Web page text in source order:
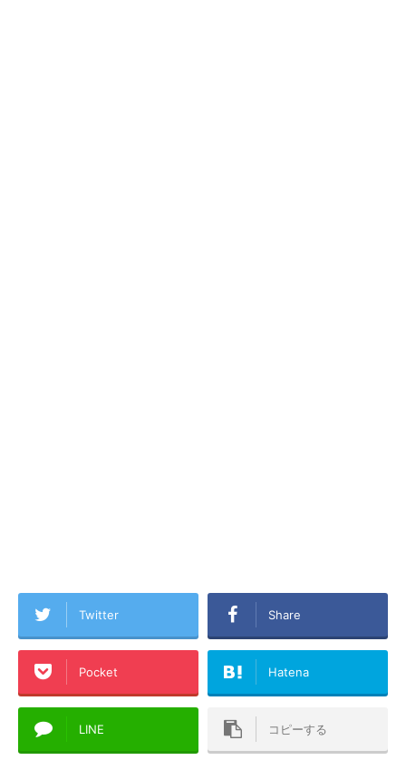
Twitter Share
Pocket Hatena
LINE コピーする